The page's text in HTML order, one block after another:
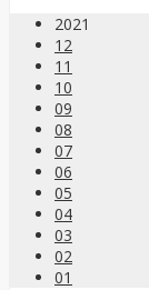
2021
12
11
10
09
08
07
06
05
04
03
02
01